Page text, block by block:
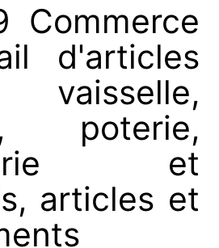
Commerce
d'articles
poterie,
et
articles et